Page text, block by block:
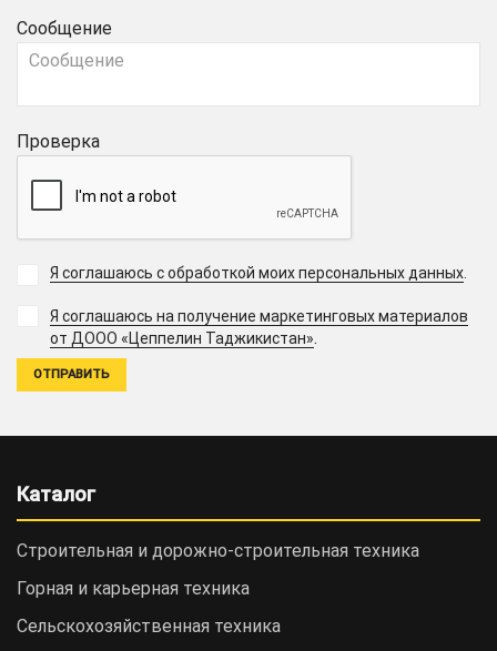
Сообщение
Проверка
Я соглашаюсь с обработкой моих персональных данных.
Я соглашаюсь на получение маркетинговых материалов
от ДООО «Цеппелин Таджикистан».
Каталог
Строительная и дорожно-cтроительная техника
Горная и карьерная техника
Сельскохозяйственная техника